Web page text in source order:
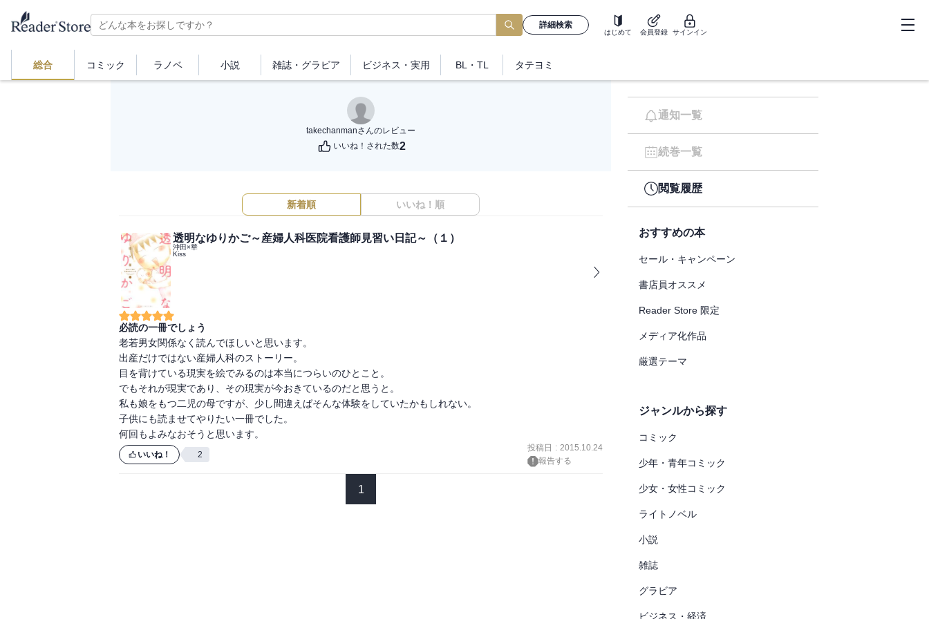
詳細検索
はじめて 会員登録 サインイン
総合 コミック ラノベ 小説 雑誌・ グラビア ビジネス ・実用 BL・TL タテヨミ
takechanmanさんのレビュー
いいね！された数2
新着順 いいね！順
透明なゆりかご～産婦人科医院看護師見習い日記～（１）
沖田×華
Kiss
必読の一冊でしょう
老若男女関係なく読んでほしいと思います。
出産だけではない産婦人科のストーリー。
目を背けている現実を絵でみるのは本当につらいのひとこと。
でもそれが現実であり、その現実が今おきているのだと思うと。
私も娘をもつ二児の母ですが、少し間違えばそんな体験をしていたかもしれない。
子供にも読ませてやりたい一冊でした。
何回もよみなおそうと思います。
いいね！ 2
投稿日 : 2015.10.24
報告する
1
通知一覧
続巻一覧
閲覧履歴
おすすめの本
セール・キャンペーン
書店員オススメ
Reader Store 限定
メディア化作品
厳選テーマ
ジャンルから探す
コミック
少年・青年コミック
少女・女性コミック
ライトノベル
小説
雑誌
グラビア
ビジネス・経済